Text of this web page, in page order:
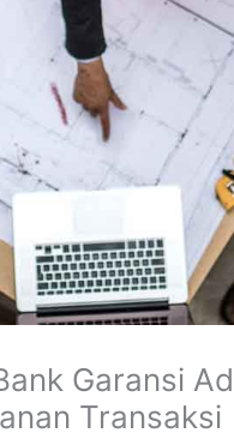
Garansi
Transaksi